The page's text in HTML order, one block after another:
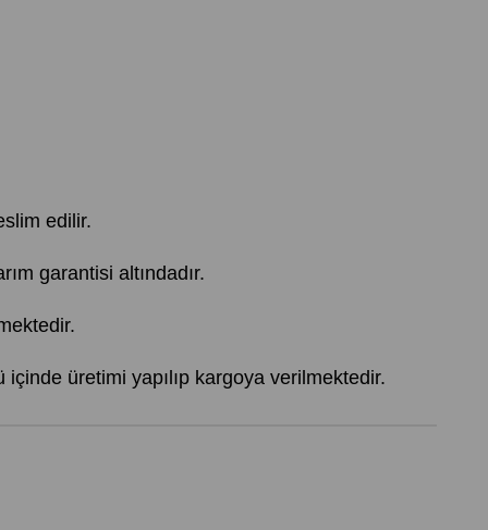
edilir.
garantisi altındadır.
üretimi yapılıp kargoya verilmektedir.